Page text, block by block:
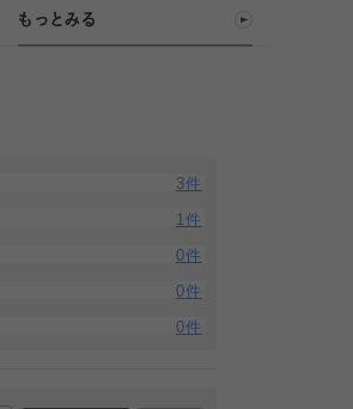
もっとみる
3件
1件
0件
0件
0件